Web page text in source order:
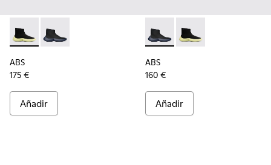
ABS - K300260-003 - Black
ABS - K300260-006 - Sneaker alta negra para
ABS
175 €
Añadir
ABS - K300260-006 -
ABS - K300260-003
ABS
160 €
Añadir